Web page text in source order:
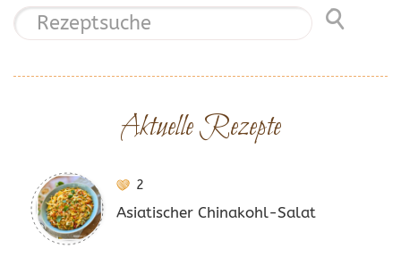
Aktuelle Rezepte
2
Asiatischer Chinakohl-Salat